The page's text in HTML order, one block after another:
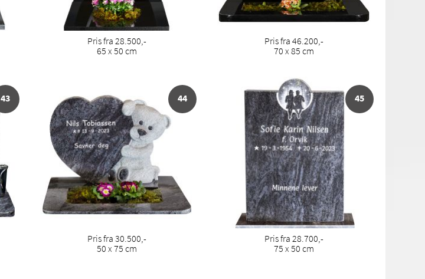
Pris fra 28.500,-
65 x 50 cm
Pris fra 46.200,-
70 x 85 cm
43 44
Pris fra 30.500,-
50 x 75 cm
45
Pris fra 28.700,-
75 x 50 cm